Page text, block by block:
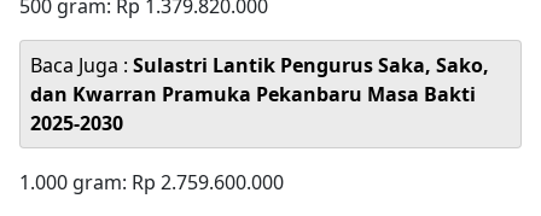
500 gram: Rp 1.379.820.000
Baca Juga : Sulastri Lantik Pengurus Saka, Sako,
dan Kwarran Pramuka Pekanbaru Masa Bakti
2025-2030
1.000 gram: Rp 2.759.600.000